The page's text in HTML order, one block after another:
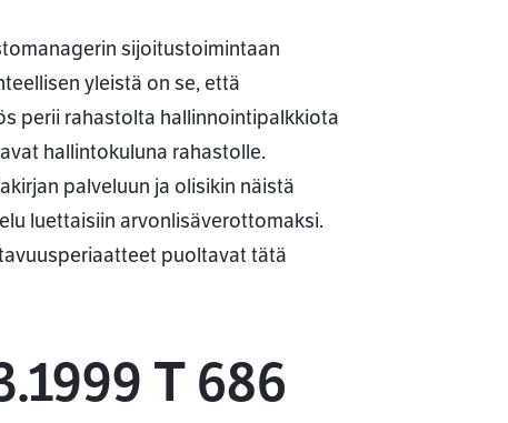
sijoitustoimintaan
yleistä on se, että
perii rahastolta hallinnointipalkkiota
hallintokuluna rahastolle.
palveluun ja olisikin näistä
luettaisiin arvonlisäverottomaksi.
puoltavat tätä
T 686